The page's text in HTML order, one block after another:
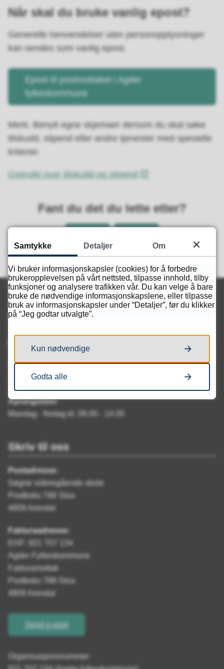
Når skal du bruke vanlig epost?
Generelle henvendelser uten personopplysninger
kan sendes som vanlig epost.
Epost til postmottaket i Agder
fylkeskommune
Merk: Benytt egne skjemaer dersom du skal søke
tilskudd, stipend eller andre tjenester med spesielle
kriterier.
Oversikt over tilskudd og stipend
Fant du det du lette etter?
Ring oss
Telefon
38 05 47 00
Åpningstider
Mandag - fredag kl. 08.00 - 14.00
Skriv til oss
Postadresse:
Søgne videregående skole
Postboks 788 Stoa
4809 Arendal
Fakturaadresse:
EHF: 921 707 134
Agder Fylkeskommune
Fakturamottak
Postboks 788 Stoa
4809 Arendal
Send e-post
Organisasjonsnummer:
Samtykke Detaljer Om
Vi bruker informasjonskapsler (cookies) for å forbedre
brukeropplevelsen på vårt nettsted, tilpasse innhold, tilby
funksjoner og analysere trafikken vår. Du kan velge å bare
bruke de nødvendige informasjonskapslene, eller tilpasse
bruk av informasjonskapsler under “Detaljer”, før du klikker
på “Jeg godtar utvalgte”.
Kun nødvendige
Godta alle